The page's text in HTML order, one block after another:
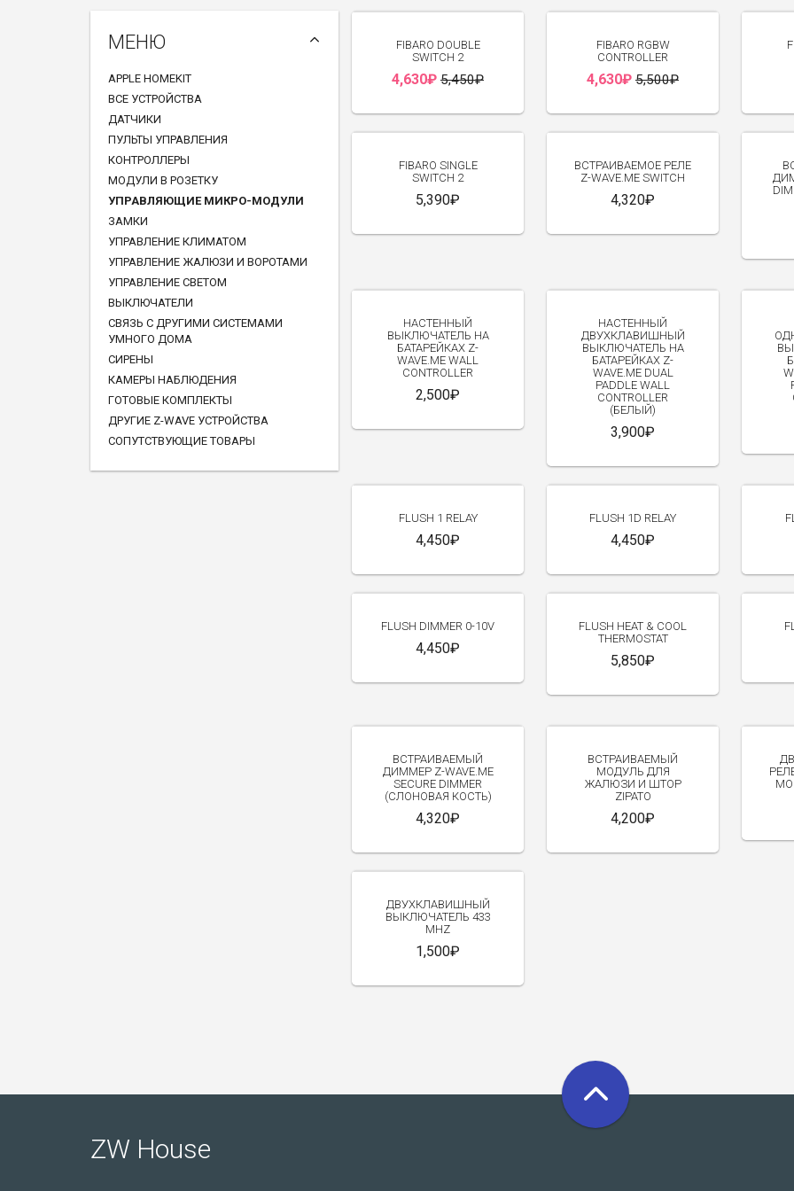
МЕНЮ
APPLE HOMEKIT
ВСЕ УСТРОЙСТВА
ДАТЧИКИ
ПУЛЬТЫ УПРАВЛЕНИЯ
КОНТРОЛЛЕРЫ
МОДУЛИ В РОЗЕТКУ
УПРАВЛЯЮЩИЕ МИКРО-МОДУЛИ
ЗАМКИ
УПРАВЛЕНИЕ КЛИМАТОМ
УПРАВЛЕНИЕ ЖАЛЮЗИ И ВОРОТАМИ
УПРАВЛЕНИЕ СВЕТОМ
ВЫКЛЮЧАТЕЛИ
СВЯЗЬ С ДРУГИМИ СИСТЕМАМИ
УМНОГО ДОМА
СИРЕНЫ
КАМЕРЫ НАБЛЮДЕНИЯ
ГОТОВЫЕ КОМПЛЕКТЫ
ДРУГИЕ Z-WAVE УСТРОЙСТВА
СОПУТСТВУЮЩИЕ ТОВАРЫ
FIBARO DOUBLE
SWITCH 2
4,630₽ 5,450₽
FIBARO RGBW
CONTROLLER
4,630₽ 5,500₽
FIBARO SINGLE
SWITCH 2
5,390₽
ВСТРАИВАЕМОЕ РЕЛЕ
Z-WAVE.ME SWITCH
4,320₽
НАСТЕННЫЙ
ВЫКЛЮЧАТЕЛЬ НА
БАТАРЕЙКАХ Z-
WAVE.ME WALL
CONTROLLER
2,500₽
НАСТЕННЫЙ
ДВУХКЛАВИШНЫЙ
ВЫКЛЮЧАТЕЛЬ НА
БАТАРЕЙКАХ Z-
WAVE.ME DUAL
PADDLE WALL
CONTROLLER
(БЕЛЫЙ)
3,900₽
FLUSH 1 RELAY
4,450₽
FLUSH 1D RELAY
4,450₽
FLUSH DIMMER 0-10V
4,450₽
FLUSH HEAT & COOL
THERMOSTAT
5,850₽
ВСТРАИВАЕМЫЙ
ДИММЕР Z-WAVE.ME
SECURE DIMMER
(СЛОНОВАЯ КОСТЬ)
4,320₽
ВСТРАИВАЕМЫЙ
МОДУЛЬ ДЛЯ
ЖАЛЮЗИ И ШТОР
ZIPATO
4,200₽
ДВУХКЛАВИШНЫЙ
ВЫКЛЮЧАТЕЛЬ 433
MHZ
1,500₽
ZW House